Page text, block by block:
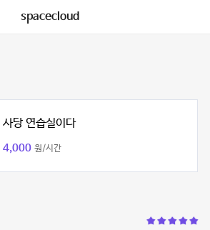
spacecloud
사당 연습실이다
4,000 원/시간